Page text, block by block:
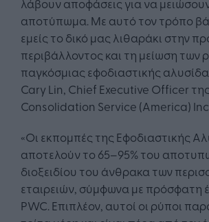
αποτύπωμα. Με αυτό τον τρόπο
εμείς το δικό μας λιθαράκι στην
περιβάλλοντος και τη μείωση των
παγκόσμιας εφοδιαστικής
Cary Lin, Chief Executive Officer
Consolidation Service (America)
«Οι εκπομπές της Εφοδιαστικής
αποτελούν το 65–95% του
διοξειδίου του άνθρακα των
εταιρειών, σύμφωνα με πρόσφατη
PWC. Επιπλέον, αυτοί οι ρύποι